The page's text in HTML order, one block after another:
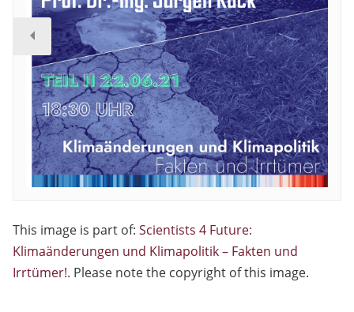
This image is part of: Scientists 4 Future:
Klimaänderungen und Klimapolitik – Fakten und
Irrtümer!. Please note the copyright of this image.